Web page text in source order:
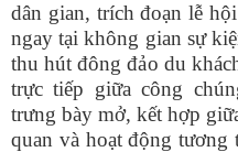
dân gian, trích đoạn lễ
ngay tại không gian sự
thu hút đông đảo du
trực tiếp giữa công
trưng bày mở, kết hợp
quan và hoạt động tương